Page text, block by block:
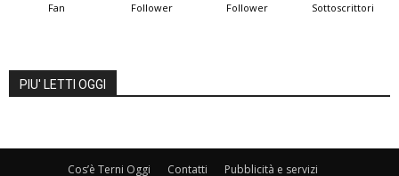
Fan Follower Follower Sottoscrittori
PIU' LETTI OGGI
Cos’è Terni Oggi Contatti Pubblicità e servizi